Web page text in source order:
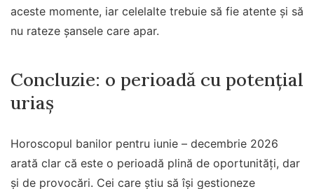
aceste momente, iar celelalte trebuie să fie atente și să
nu rateze șansele care apar.
Concluzie: o perioadă cu potențial
uriaș
Horoscopul banilor pentru iunie – decembrie 2026
arată clar că este o perioadă plină de oportunități, dar
și de provocări. Cei care știu să își gestioneze